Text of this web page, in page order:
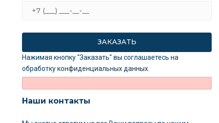
Нажимая кнопку "Заказать" вы соглашаетесь на
обработкуконфиденциальных данных
Наши контакты